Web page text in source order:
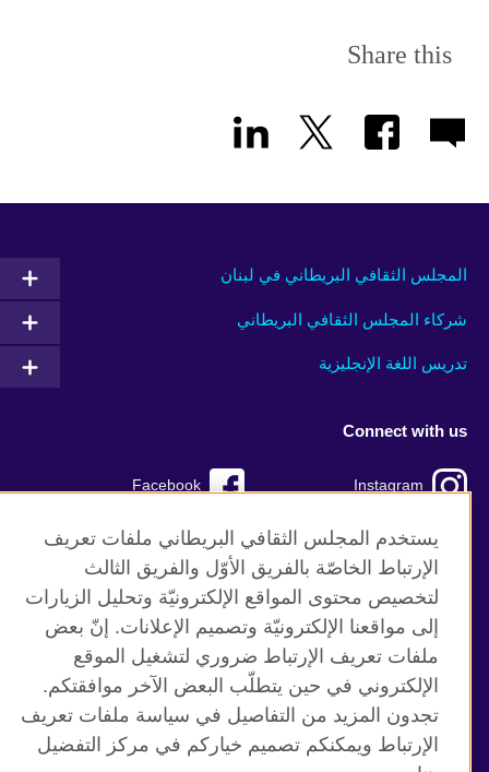
Share this
المجلس الثقافي البريطاني في لبنان
شركاء المجلس الثقافي البريطاني
تدريس اللغة الإنجليزية
Connect with us
Facebook Instagram
TikTok Twitter
Youtube
موقع المجلس الثقافي البريطاني العالمي
الخصوصية وشروط الاستخدام
ملفات تعريف الإرتباط
يستخدم المجلس الثقافي البريطاني ملفات تعريف
الإرتباط الخاصّة بالفريق الأوّل والفريق الثالث
لتخصيص محتوى المواقع الإلكترونيّة وتحليل الزيارات
إلى مواقعنا الإلكترونيّة وتصميم الإعلانات. إنّ بعض
ملفات تعريف الإرتباط ضروري لتشغيل الموقع
الإلكتروني في حين يتطلّب البعض الآخر موافقتكم.
تجدون المزيد من التفاصيل في سياسة ملفات تعريف
الإرتباط ويمكنكم تصميم خياركم في مركز التفضيل